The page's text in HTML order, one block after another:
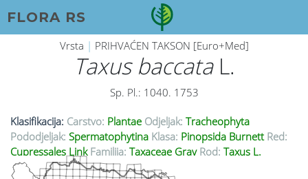
FLORA RS
Vrsta | PRIHVAĆEN TAKSON [Euro+Med]
Taxus baccataL.
Sp. Pl.: 1040. 1753
Klasifikacija: Carstvo: Plantae Odjeljak: Tracheophyta
Pododjeljak: Spermatophytina Klasa: Pinopsida Burnett Red:
Cupressales Link Familija: Taxaceae Gray Rod: Taxus L.